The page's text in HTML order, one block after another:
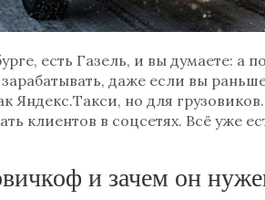
есть Газель, и вы думаете: а
даже если вы
Яндекс.Такси, но для
клиентов в соцсетях. Всё уже
и зачем он